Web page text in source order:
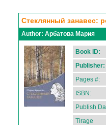
Стеклянный занавес:
Author: Арбатова Мария
Book ID:
Publisher:
Pages #:
ISBN:
Publish
Tirage